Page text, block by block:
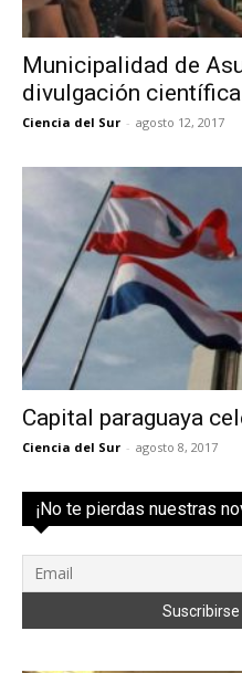
Municipalidad de
divulgación científica
Ciencia del Sur - agosto 12, 2017
Capital paraguaya
Ciencia del Sur - agosto 8, 2017
¡No te pierdas nuestras